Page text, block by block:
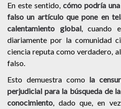
En este sentido, cómo podría
falso un artículo que pone en
calentamiento global, cuando
diariamente por la comunidad
ciencia reputa como verdadero,
falso.
Esto demuestra como la
perjudicial para la búsqueda de
conocimiento, dado que, en